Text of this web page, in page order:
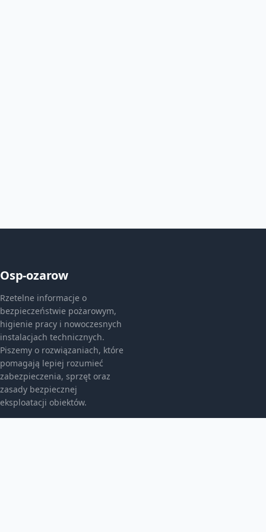
Osp-ozarow
Rzetelne informacje o
bezpieczeństwie pożarowym,
higienie pracy i nowoczesnych
instalacjach technicznych.
Piszemy o rozwiązaniach, które
pomagają lepiej rozumieć
zabezpieczenia, sprzęt oraz
zasady bezpiecznej
eksploatacji obiektów.